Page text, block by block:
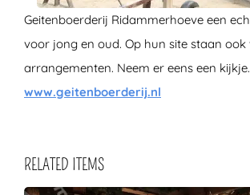
Geitenboerderij Ridammerhoeve een
voor jong en oud. Op hun site staan ook
arrangementen. Neem er eens een kijkje.
www.geitenboerderij.nl
RELATED ITEMS